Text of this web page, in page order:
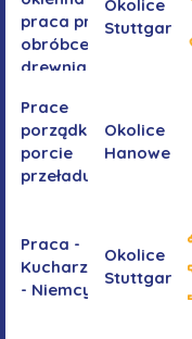
praca przy
obróbce
drewnianych
okiennych
Okolice
Stuttgartu
Prace
porządkowe w
porcie
przeładunkowym
Okolice
Hanoweru
Praca -
Kucharz/kucharka
- Niemcy
Okolice
Stuttgartu